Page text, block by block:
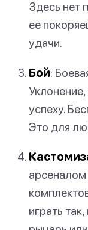
Здесь нет
ее
удачи.
Бой:
успеху.
Это для
арсеналом
играть